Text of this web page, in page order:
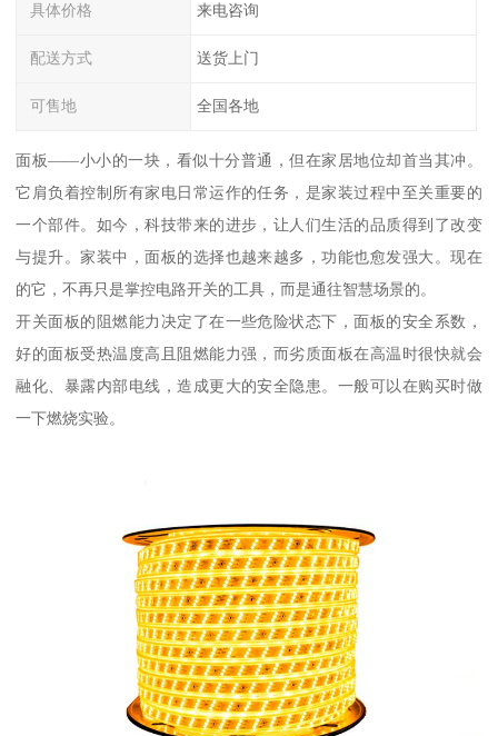
具体价格 来电咨询
配送方式 送货上门
可售地 全国各地
面板——小小的一块，看似十分普通，但在家居地位却首当其冲。
它肩负着控制所有家电日常运作的任务，是家装过程中至关重要的
一个部件。如今，科技带来的进步，让人们生活的品质得到了改变
与提升。家装中，面板的选择也越来越多，功能也愈发强大。现在
的它，不再只是掌控电路开关的工具，而是通往智慧场景的。
开关面板的阻燃能力决定了在一些危险状态下，面板的安全系数，
好的面板受热温度高且阻燃能力强，而劣质面板在高温时很快就会
融化、暴露内部电线，造成更大的安全隐患。一般可以在购买时做
一下燃烧实验。